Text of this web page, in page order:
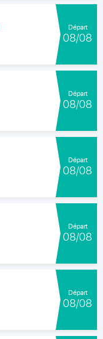
Départ
08/08
Départ
08/08
Départ
08/08
Départ
08/08
Départ
08/08